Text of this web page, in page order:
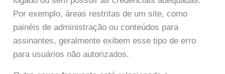
Por exemplo, áreas restritas de um site, como
painéis de administração ou conteúdos para
assinantes, geralmente exibem esse tipo de erro
para usuários não autorizados.